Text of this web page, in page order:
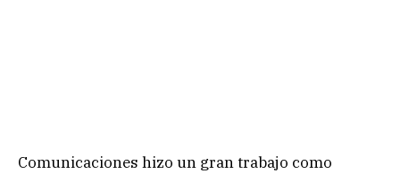
Comunicaciones hizo un gran trabajo como